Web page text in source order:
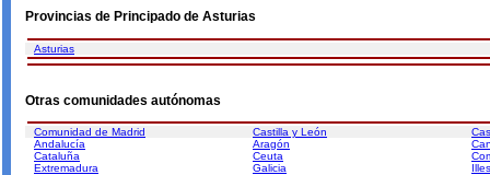
Provincias de Principado de Asturias
Asturias
Otras comunidades autónomas
Comunidad de Madrid Castilla y León
Andalucía
Aragón
Cataluña
Ceuta
Extremadura
Galicia